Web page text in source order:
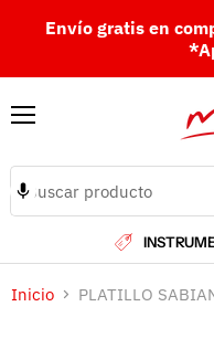
Envío gratis en
Inicio PLATILLO